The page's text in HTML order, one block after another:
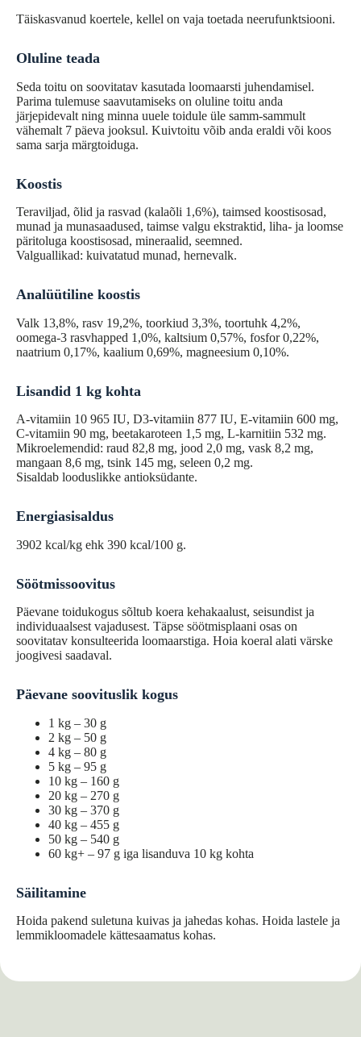
Täiskasvanud koertele, kellel on vaja toetada neerufunktsiooni.
Oluline teada
Seda toitu on soovitatav kasutada loomaarsti juhendamisel.
Parima tulemuse saavutamiseks on oluline toitu anda
järjepidevalt ning minna uuele toidule üle samm-sammult
vähemalt 7 päeva jooksul. Kuivtoitu võib anda eraldi või koos
sama sarja märgtoiduga.
Koostis
Teraviljad, õlid ja rasvad (kalaõli 1,6%), taimsed koostisosad,
munad ja munasaadused, taimse valgu ekstraktid, liha- ja loomse
päritoluga koostisosad, mineraalid, seemned.
Valguallikad: kuivatatud munad, hernevalk.
Analüütiline koostis
Valk 13,8%, rasv 19,2%, toorkiud 3,3%, toortuhk 4,2%,
oomega-3 rasvhapped 1,0%, kaltsium 0,57%, fosfor 0,22%,
naatrium 0,17%, kaalium 0,69%, magneesium 0,10%.
Lisandid 1 kg kohta
A-vitamiin 10 965 IU, D3-vitamiin 877 IU, E-vitamiin 600 mg,
C-vitamiin 90 mg, beetakaroteen 1,5 mg, L-karnitiin 532 mg.
Mikroelemendid: raud 82,8 mg, jood 2,0 mg, vask 8,2 mg,
mangaan 8,6 mg, tsink 145 mg, seleen 0,2 mg.
Sisaldab looduslikke antioksüdante.
Energiasisaldus
3902 kcal/kg ehk 390 kcal/100 g.
Söötmissoovitus
Päevane toidukogus sõltub koera kehakaalust, seisundist ja
individuaalsest vajadusest. Täpse söötmisplaani osas on
soovitatav konsulteerida loomaarstiga. Hoia koeral alati värske
joogivesi saadaval.
Päevane soovituslik kogus
1 kg – 30 g
2 kg – 50 g
4 kg – 80 g
5 kg – 95 g
10 kg – 160 g
20 kg – 270 g
30 kg – 370 g
40 kg – 455 g
50 kg – 540 g
60 kg+ – 97 g iga lisanduva 10 kg kohta
Säilitamine
Hoida pakend suletuna kuivas ja jahedas kohas. Hoida lastele ja
lemmikloomadele kättesaamatus kohas.